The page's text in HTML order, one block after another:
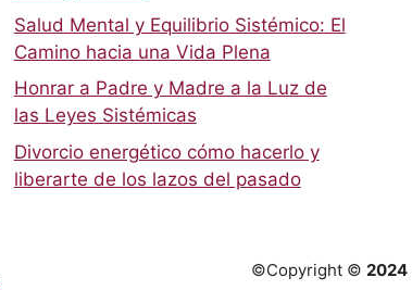
Salud Mental y Equilibrio Sistémico: El
Camino hacia una Vida Plena
Honrar a Padre y Madre a la Luz de
las Leyes Sistémicas
Divorcio energético cómo hacerlo y
liberarte de los lazos del pasado
©Copyright © 2024